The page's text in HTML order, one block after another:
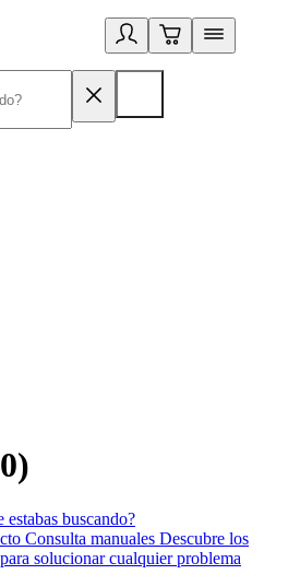
0)
buscando?
Consulta manuales Descubre los
solucionar cualquier problema